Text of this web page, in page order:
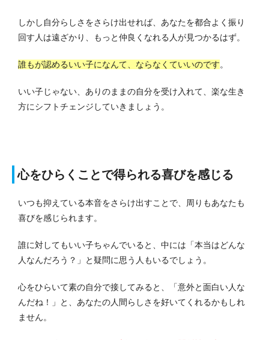
しかし自分らしさをさらけ出せれば、あなたを都合よく振り
回す人は遠ざかり、もっと仲良くなれる人が見つかるはず。
誰もが認めるいい子になんて、ならなくていいのです。
いい子じゃない、ありのままの自分を受け入れて、楽な生き
方にシフトチェンジしていきましょう。
心をひらくことで得られる喜びを感じる
いつも抑えている本音をさらけ出すことで、周りもあなたも
喜びを感じられます。
誰に対してもいい子ちゃんでいると、中には「本当はどんな
人なんだろう？」と疑問に思う人もいるでしょう。
心をひらいて素の自分で接してみると、「意外と面白い人な
んだね！」と、あなたの人間らしさを好いてくれるかもしれ
ません。